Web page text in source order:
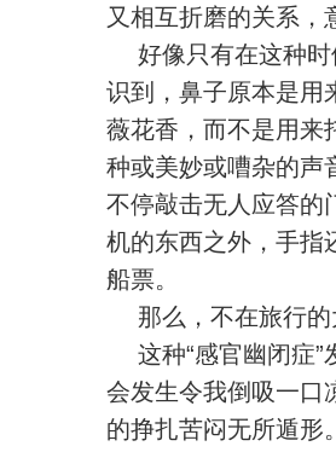
又相互折磨的关系，
好像只有在这种时
识到，鼻子原本是用
薇花香，而不是用来
种或美妙或嘈杂的声
不停敲击无人应答的
机的东西之外，手指
船票。
那么，不在旅行的
这种“感官幽闭症”
会发生令我倒吸一口
的挣扎苦闷无所遁形